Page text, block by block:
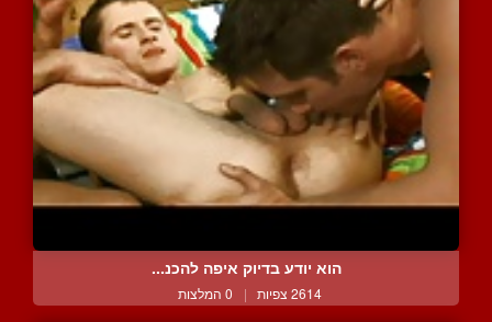
הוא יודע בדיוק איפה להכנ...
2614 צפיות | 0 המלצות